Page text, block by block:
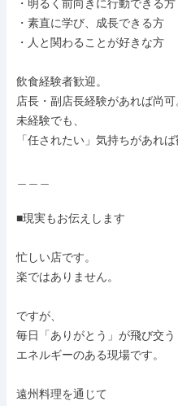
・明るく前向きに行動できる方
・素直に学び、成長できる方
・人と関わることが好きな方
飲食経験者歓迎。
店長・副店長経験があれば尚可
未経験でも、
「任されたい」気持ちがあれば
■現実もお伝えします
忙しい店です。
楽ではありません。
ですが、
毎日「ありがとう」が飛び交う
エネルギーのある現場です。
遠州料理を通じて